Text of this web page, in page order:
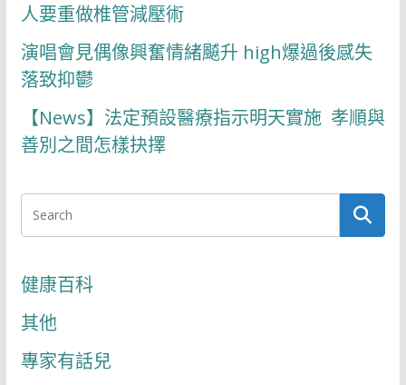
人要重做椎管減壓術
演唱會見偶像興奮情緒飇升 high爆過後感失
落致抑鬱
【News】法定預設醫療指示明天實施 孝順與
善別之間怎樣抉擇
健康百科
其他
專家有話兒